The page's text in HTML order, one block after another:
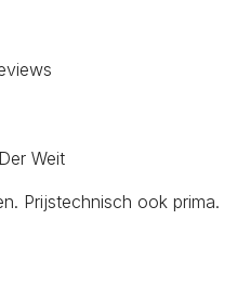
Weit
Prijstechnisch ook prima.